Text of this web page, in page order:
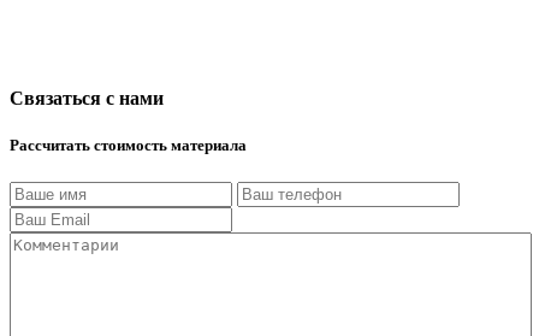
Связаться с нами
Рассчитать стоимость материала